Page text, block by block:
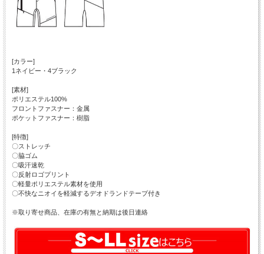
[カラー]
1ネイビー・4ブラック
[素材]
ポリエステル100%
フロントファスナー：金属
ポケットファスナー：樹脂
[特徴]
〇ストレッチ
〇脇ゴム
〇吸汗速乾
〇反射ロゴプリント
〇軽量ポリエステル素材を使用
〇不快なニオイを軽減するデオドランドテープ付き
※取り寄せ商品、在庫の有無と納期は後日連絡